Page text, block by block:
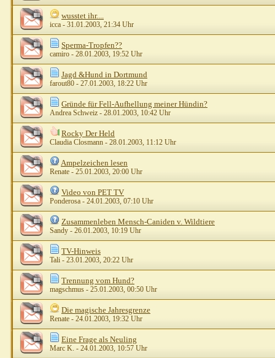
wusstet ihr....
icca - 31.01.2003, 21:34 Uhr
Sperma-Tropfen??
camiro - 28.01.2003, 19:52 Uhr
Jagd &Hund in Dortmund
farout80 - 27.01.2003, 18:22 Uhr
Gründe für Fell-Aufhellung meiner Hündin?
Andrea Schweiz - 28.01.2003, 10:42 Uhr
Rocky Der Held
Claudia Closmann - 28.01.2003, 11:12 Uhr
Ampelzeichen lesen
Renate - 25.01.2003, 20:00 Uhr
Video von PET TV
Ponderosa - 24.01.2003, 07:10 Uhr
Zusammenleben Mensch-Caniden v. Wildtiere
Sandy - 26.01.2003, 10:19 Uhr
TV-Hinweis
Tali - 23.01.2003, 20:22 Uhr
Trennung vom Hund?
magschmus - 25.01.2003, 00:50 Uhr
Die magische Jahresgrenze
Renate - 24.01.2003, 19:32 Uhr
Eine Frage als Neuling
Marc K. - 24.01.2003, 10:57 Uhr